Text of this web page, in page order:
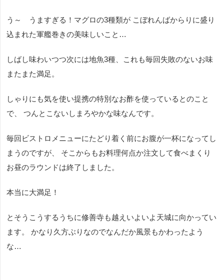
う～ うますぎる！マグロの3種類が こぼれんばからりに盛り
込まれた軍艦巻きの美味しいこと…
しばし味わいつつ次には地魚3種、これも毎回失敗のないお味
またまた満足。
しゃりにも気を使い提携の特別なお酢を使っているとのこと
で、 つんとこないしまろやかな味なんです。
毎回ビストロメニューにたどり着く前にお腹が一杯になってし
まうのですが、 そこからもお料理何点か注文して食べまくり
お昼のラウンドは終了しました。
本当に大満足！
とそうこうするうちに修善寺も越えいよいよ天城に向かってい
ます。 かなり久方ぶりなのでなんだか風景もかわったよう
な…